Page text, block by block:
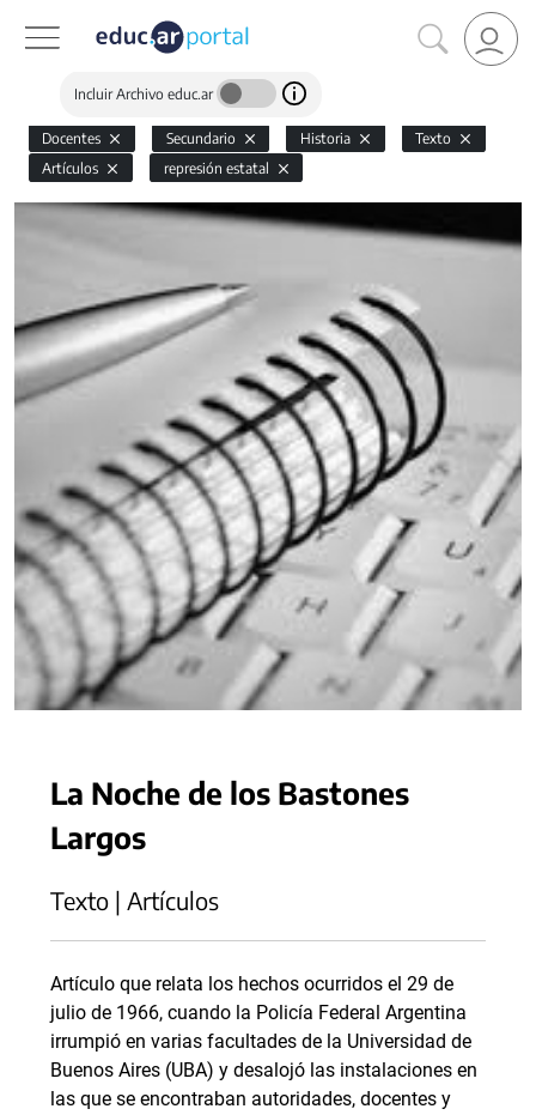
Incluir Archivo educ.ar
Docentes Secundario Historia
Texto
Artículos
represión estatal
La Noche de los Bastones
Largos
Texto | Artículos
Artículo que relata los hechos ocurridos el 29 de
julio de 1966, cuando la Policía Federal Argentina
irrumpió en varias facultades de la Universidad de
Buenos Aires (UBA) y desalojó las instalaciones en
las que se encontraban autoridades, docentes y